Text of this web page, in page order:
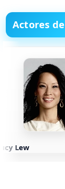
Actores
Lew